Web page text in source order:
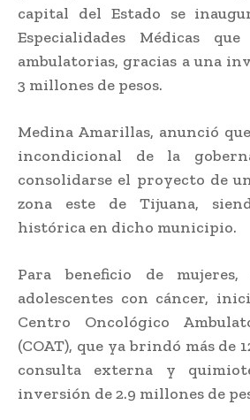
capital del Estado se
Especialidades Médicas
ambulatorias, gracias a una
3 millones de pesos.
Medina Amarillas, anunció
incondicional de la
consolidarse el proyecto de
zona este de Tijuana,
histórica en dicho municipio.
Para beneficio de
adolescentes con cáncer,
Centro Oncológico
(COAT), que ya brindó más de
consulta externa y
inversión de 2.9 millones de